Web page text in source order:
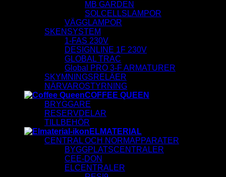
MB GARDEN
SOLCELLSLAMPOR
VÄGGLAMPOR
SKENSYSTEM
1-FAS 230V
DESIGNLINE 1F 230V
GLOBAL TRAC
Global PRO 3-F ARMATURER
SKYMNINGSRELÄER
NÄRVAROSTYRNING
COFFEE QUEEN
BRYGGARE
RESERVDELAR
TILLBEHÖR
ELMATERIAL
CENTRAL OCH NORMAPPARATER
BYGGPLATSCENTRALER
CEE-DON
ELCENTRALER